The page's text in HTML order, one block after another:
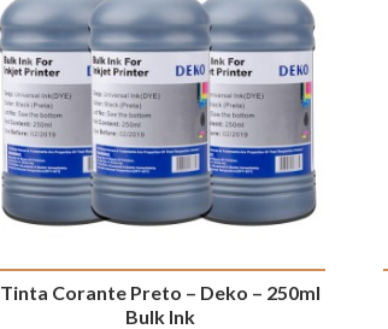
Tinta Corante Preto – Deko – 250ml
Bulk Ink